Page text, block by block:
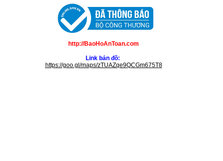
http://BaoHoAnToan.com
Link bản đồ:
https://goo.gl/maps/zTUAZqe9QCGm675T8